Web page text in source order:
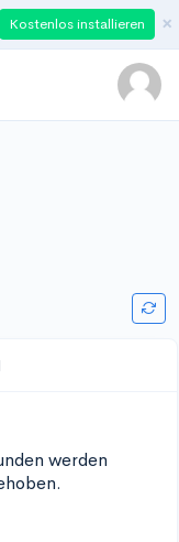
Kostenlos installieren ×
werden